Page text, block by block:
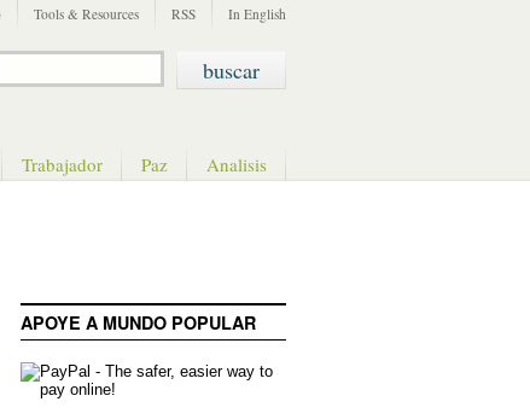
Tools & Resources RSS In English
Trabajador Paz Analisis
APOYE A MUNDO POPULAR